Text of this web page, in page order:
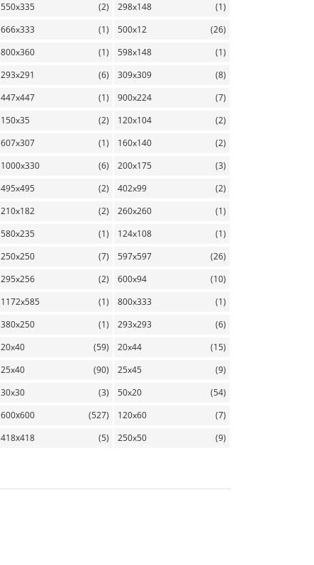
550x335 (2) 298x148
(1)
666x333 (1) 500x12
(26)
800x360 (1) 598x148
(1)
293x291 (6) 309x309
(8)
447x447 (1) 900x224
(7)
150x35 (2) 120x104
(2)
607x307 (1) 160x140
(2)
1000x330 (6) 200x175
(3)
495x495 (2) 402x99
(2)
210x182 (2) 260x260
(1)
580x235 (1) 124x108
(1)
250x250 (7) 597x597
(26)
295x256 (2) 600x94
(10)
1172x585 (1) 800x333
(1)
380x250 (1) 293x293
(6)
20x40 (59) 20x44
(15)
25x40 (90) 25x45
(9)
30x30 (3) 50x20
(54)
600х600 (527) 120x60
(7)
418х418 (5) 250x50 (9)